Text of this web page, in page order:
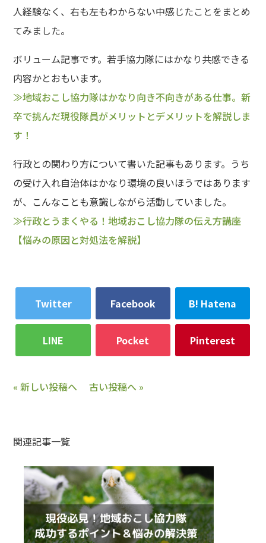
人経験なく、右も左もわからない中感じたことをまとめ
てみました。
ボリューム記事です。若手協力隊にはかなり共感できる
内容かとおもいます。
≫地域おこし協力隊はかなり向き不向きがある仕事。新
卒で挑んだ現役隊員がメリットとデメリットを解説しま
す！
行政との関わり方について書いた記事もあります。うち
の受け入れ自治体はかなり環境の良いほうではあります
が、こんなことも意識しながら活動していました。
≫行政とうまくやる！地域おこし協力隊の伝え方講座
【悩みの原因と対処法を解説】
Twitter Facebook B! Hatena
LINE Pocket Pinterest
« 新しい投稿へ 古い投稿へ »
関連記事一覧